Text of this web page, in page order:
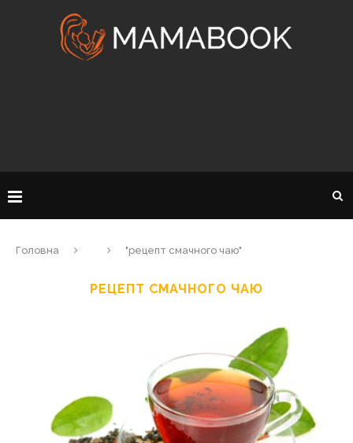
Головна "рецепт смачного чаю"
РЕЦЕПТ СМАЧНОГО ЧАЮ